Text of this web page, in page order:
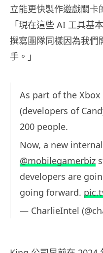
立能更快製作遊戲關卡
「現在這些 AI 工具基
撰寫團隊同樣因為我們
手。」
As part of the
(developers of
200 people.
Now, a new
@mobilegamerbiz
developers are
going forward.
— CharlieIntel